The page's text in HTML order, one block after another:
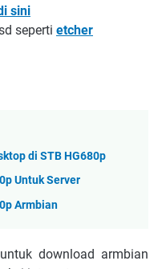
sini
seperti etcher
di STB HG680p
Untuk Server
Armbian
download armbian